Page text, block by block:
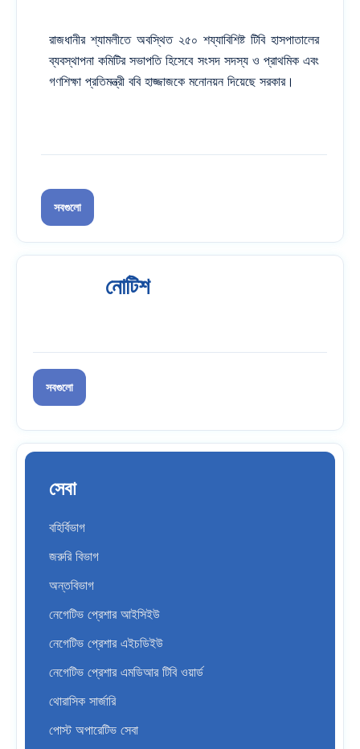
রাজধানীর শ্যামলীতে অবস্থিত ২৫০ শয্যাবিশিষ্ট টিবি হাসপাতালের
ব্যবস্থাপনা কমিটির সভাপতি হিসেবে সংসদ সদস্য ও প্রাথমিক এবং
গণশিক্ষা প্রতিমন্ত্রী ববি হাজ্জাজকে মনোনয়ন দিয়েছে সরকার।
সবগুলো
নোটিশ
সবগুলো
সেবা
বহির্বিভাগ
জরুরি বিভাগ
অন্তবিভাগ
নেগেটিভ প্রেশার আইসিইউ
নেগেটিভ প্রেশার এইচডিইউ
নেগেটিভ প্রেশার এমডিআর টিবি ওয়ার্ড
থোরাসিক সার্জারি
পোস্ট অপারেটিভ সেবা